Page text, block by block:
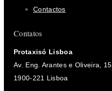
Contactos
Contatos
Protaxisó Lisboa
Av. Eng. Arantes e Oliveira, 15
1900-221 Lisboa